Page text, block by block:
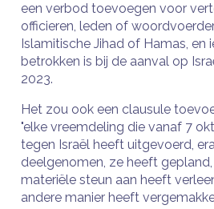
een verbod toevoegen voor
officieren, leden of
Islamitische Jihad of Hamas, en
betrokken is bij de aanval op
2023.
Het zou ook een clausule
"elke vreemdeling die vanaf 7
tegen Israël heeft uitgevoerd,
deelgenomen, ze heeft
materiële steun aan heeft
andere manier heeft